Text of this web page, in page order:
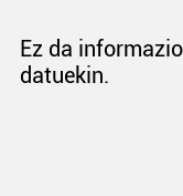
Ez da
datuekin.